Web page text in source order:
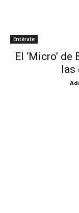
Entérate
El ‘Micro’
las